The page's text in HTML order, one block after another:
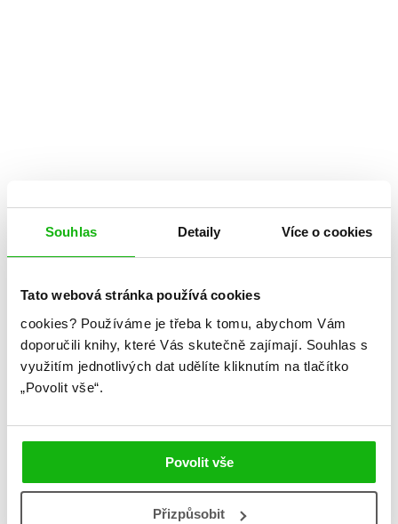
Souhlas Detaily Více o cookies
Tato webová stránka používá cookies
cookies? Používáme je třeba k tomu, abychom Vám
doporučili knihy, které Vás skutečně zajímají. Souhlas s
využitím jednotlivých dat udělíte kliknutím na tlačítko
„Povolit vše“.
Povolit vše
Přizpůsobit
Kategorie: young adult
Žánr: Fantasy
Město nebeského ohně
Cassandra Clare